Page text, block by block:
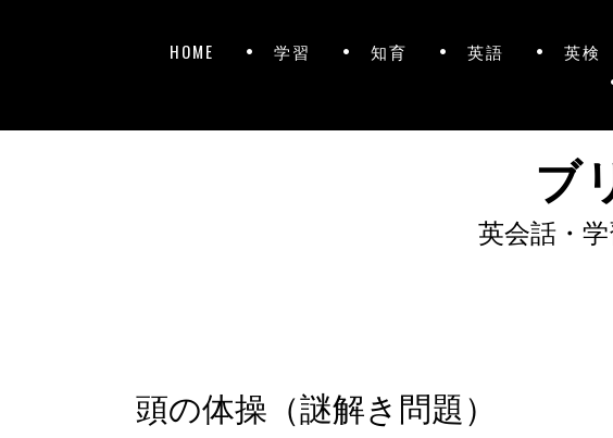
HOME 学習 知育 英語 英検
ブ
英会話・
頭の体操（謎解き問題）